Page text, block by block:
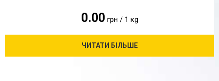
0.00 грн / 1 кg
ЧИТАТИ БІЛЬШЕ